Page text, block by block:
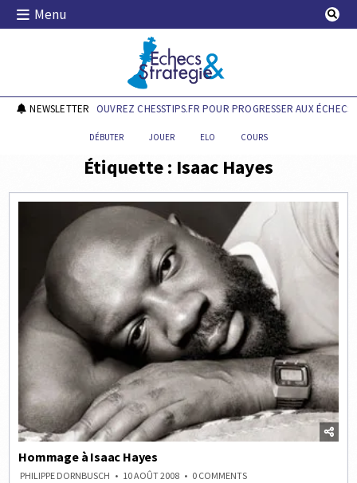
Skip
Menu
Echecs & Stratégie
NEWSLETTERDÉCOUVREZ CHESSTIPS.FR POUR PROGRESSER AUX ÉCHECS !
DÉBUTER JOUER ELO COURS
Étiquette : Isaac Hayes
Hommage à Isaac Hayes
PHILIPPE DORNBUSCH 10 AOÛT 2008 0 COMMENTSON